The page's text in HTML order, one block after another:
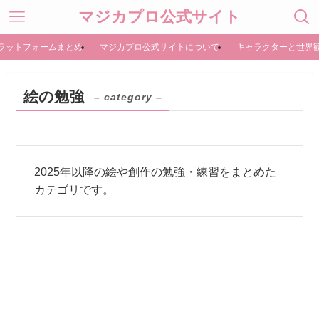
マジカプロ公式サイト
ットフォームまとめ マジカプロ公式サイトについて キャラクターと世界
絵の勉強 – category –
2025年以降の絵や創作の勉強・練習をまとめた
カテゴリです。